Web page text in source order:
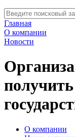
Главная
О компании
Новости
О компании